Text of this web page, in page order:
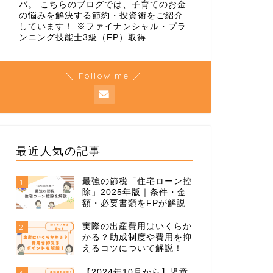
パ。 こちらのブログでは、子育てのお金
の悩みを解決する節約・投資術をご紹介
しています！ ※ファイナンシャル・プラ
ンニング技能士3級（FP）取得
＼ Follow me ／
最近人気の記事
1
最強の節税「住宅ローン控
除」2025年版｜条件・金
額・必要書類をFPが解説
2
実際の出産費用はいくらか
かる？助成制度や費用を抑
えるコツについて解説！